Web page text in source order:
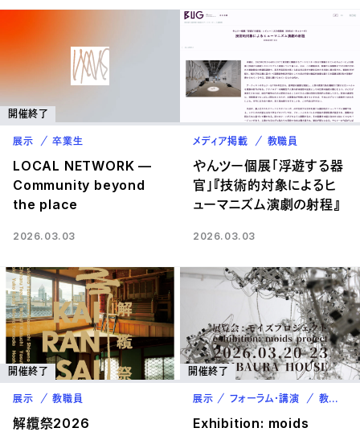
開催終了
展示 卒業生
LOCAL NETWORK —
Community beyond
the place
2026.03.03
メディア掲載 教職員
やんツー個展「浮遊する器
官」『技術的対象によるヒ
ューマニズム演劇の射程』
2026.03.03
開催終了
展示 教職員
解纜祭2026
開催終了
展示 フォーラム・講演 教職員
Exhibition: moids